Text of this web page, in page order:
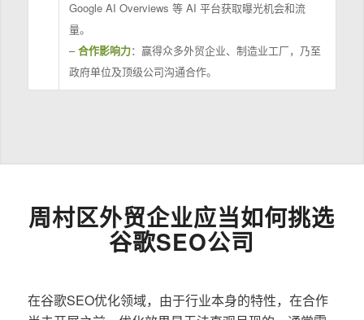
Google AI Overviews 等 AI 平台获取曝光机会和流
量。
–合作影响力：赢得众多外贸企业、制造业工厂，乃至
政府单位及顶级公司沟通合作。
周村区外贸企业应当如何挑选
谷歌SEO公司
在谷歌SEO优化领域，由于行业本身的特性，在合作